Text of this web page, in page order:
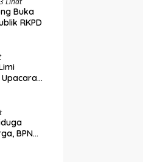
Wawali Rendy
Inklusi Keuangan dan
UMKM
Buka
RKPD
BPN